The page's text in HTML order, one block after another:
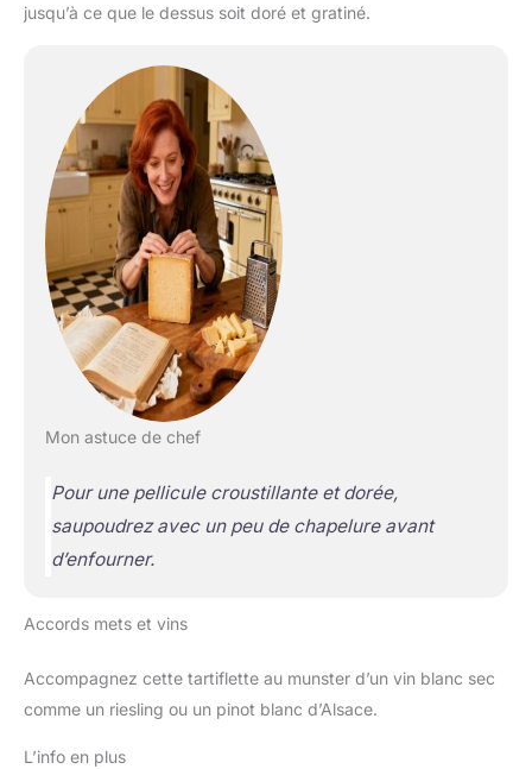
jusqu’à ce que le dessus soit doré et gratiné.
Mon astuce de chef
Pour une pellicule croustillante et dorée,
saupoudrez avec un peu de chapelure avant
d’enfourner.
Accords mets et vins
Accompagnez cette tartiflette au munster d’un vin blanc sec
comme un riesling ou un pinot blanc d’Alsace.
L’info en plus